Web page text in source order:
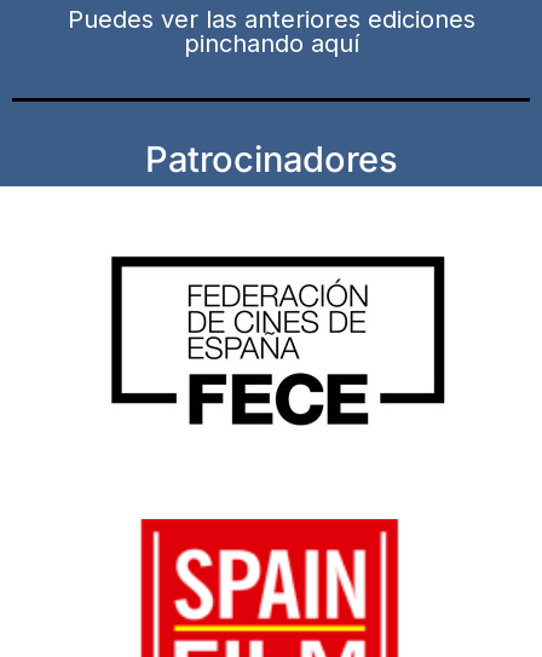
Puedes ver las anteriores ediciones
pinchando aquí
Patrocinadores